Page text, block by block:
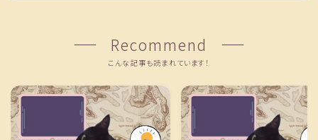
Recommend
こんな記事も読まれています！